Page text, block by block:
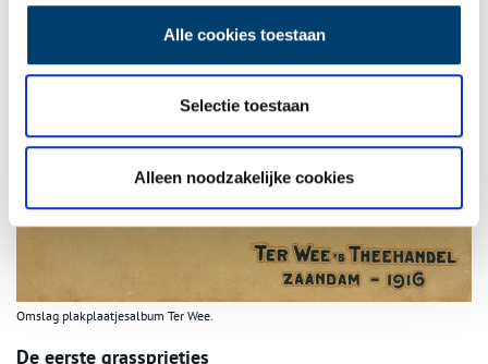
Alle cookies toestaan
Selectie toestaan
Alleen noodzakelijke cookies
Omslag plakplaatjesalbum Ter Wee.
De eerste grassprietjes